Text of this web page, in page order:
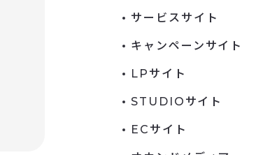
サービスサイト
キャンペーンサイト
LPサイト
STUDIOサイト
ECサイト